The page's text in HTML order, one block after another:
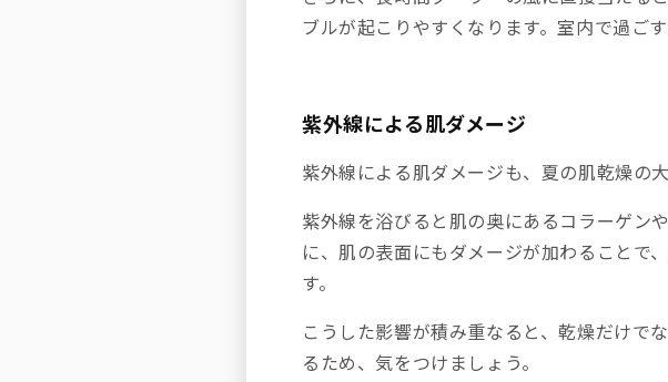
ブルが起こりやすくなります。室内で過ご
紫外線による肌ダメージ
紫外線による肌ダメージも、夏の肌乾燥の大
紫外線を浴びると肌の奥にあるコラーゲン
に、肌の表面にもダメージが加わることで
す。
こうした影響が積み重なると、乾燥だけで
るため、気をつけましょう。